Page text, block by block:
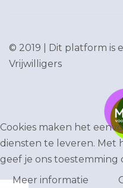
© 2019 | Dit platform is
Vrijwilligers
Cookies maken het
diensten te leveren. Met
geef je ons toestemming
Meer informatie